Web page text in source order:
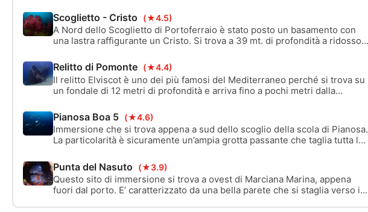
Scoglietto - Cristo (★4.5)
A Nord dello Scoglietto di Portoferraio è stato posto un basamento con
una lastra raffigurante un Cristo. Si trova a 39 mt. di profondità a ridosso
aragoste e nudibranchi. Siamo sempre nella zona di parco e per questo è
abbondante il pesce
Relitto di Pomonte (★4.4)
Il relitto Elviscot è uno dei più famosi del Mediterraneo perché si trova su
un fondale di 12 metri di profondità e arriva fino a pochi metri dalla
Pianosa Boa 5 (★4.6)
Immersione che si trova appena a sud dello scoglio della scola di Pianosa.
La particolarità è sicuramente un’ampia grotta passante che taglia tutta la
Punta del Nasuto (★3.9)
Questo sito di immersione si trova a ovest di Marciana Marina, appena
fuori dal porto. E’ caratterizzato da una bella parete che si staglia verso il